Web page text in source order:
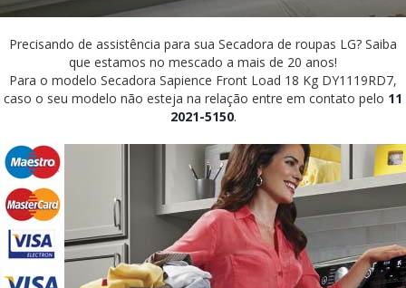
Precisando de assistência para sua Secadora de roupas LG? Saiba
que estamos no mescado a mais de 20 anos!
Para o modelo Secadora Sapience Front Load 18 Kg DY1119RD7,
caso o seu modelo não esteja na relação entre em contato pelo 11
2021-5150.